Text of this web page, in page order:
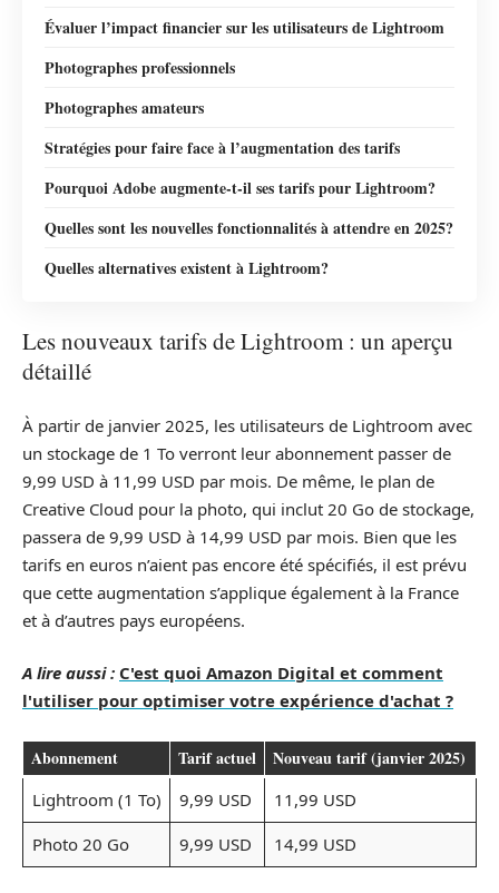
Évaluer l’impact financier sur les utilisateurs de Lightroom
Photographes professionnels
Photographes amateurs
Stratégies pour faire face à l’augmentation des tarifs
Pourquoi Adobe augmente-t-il ses tarifs pour Lightroom?
Quelles sont les nouvelles fonctionnalités à attendre en 2025?
Quelles alternatives existent à Lightroom?
Les nouveaux tarifs de Lightroom : un aperçu
détaillé
À partir de janvier 2025, les utilisateurs de Lightroom avec
un stockage de 1 To verront leur abonnement passer de
9,99 USD à 11,99 USD par mois. De même, le plan de
Creative Cloud pour la photo, qui inclut 20 Go de stockage,
passera de 9,99 USD à 14,99 USD par mois. Bien que les
tarifs en euros n’aient pas encore été spécifiés, il est prévu
que cette augmentation s’applique également à la France
et à d’autres pays européens.
A lire aussi : C'est quoi Amazon Digital et comment
l'utiliser pour optimiser votre expérience d'achat ?
Abonnement Tarif actuel Nouveau tarif (janvier 2025)
Lightroom (1 To) 9,99 USD
11,99 USD
Photo 20 Go
9,99 USD 14,99 USD